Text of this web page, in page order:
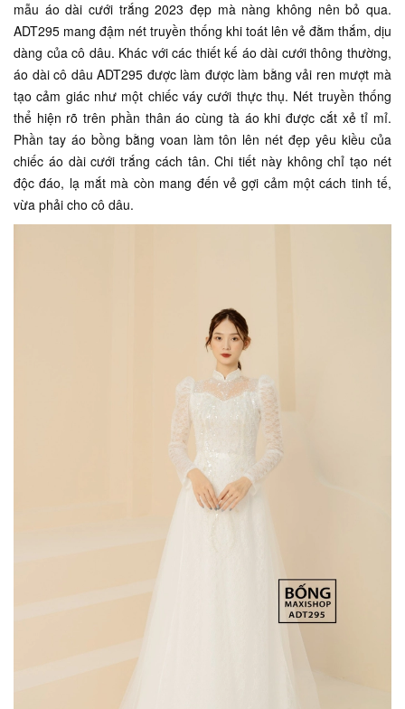
mẫu áo dài cưới trắng 2023 đẹp mà nàng không nên bỏ qua.
ADT295 mang đậm nét truyền thống khi toát lên vẻ đằm thắm, dịu
dàng của cô dâu. Khác với các thiết kế áo dài cưới thông thường,
áo dài cô dâu ADT295 được làm được làm bằng vải ren mượt mà
tạo cảm giác như một chiếc váy cưới thực thụ. Nét truyền thống
thể hiện rõ trên phần thân áo cùng tà áo khi được cắt xẻ tỉ mỉ.
Phần tay áo bồng bằng voan làm tôn lên nét đẹp yêu kiều của
chiếc áo dài cưới trắng cách tân. Chi tiết này không chỉ tạo nét
độc đáo, lạ mắt mà còn mang đến vẻ gợi cảm một cách tinh tế,
vừa phải cho cô dâu.